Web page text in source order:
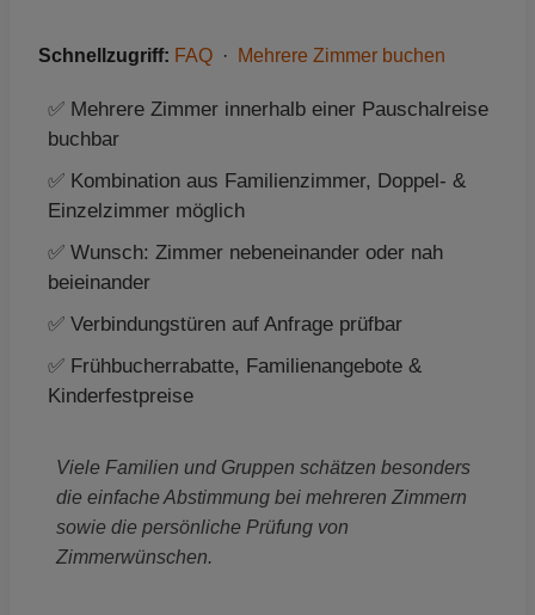
Schnellzugriff: FAQ · Mehrere Zimmer buchen
✅ Mehrere Zimmer innerhalb einer Pauschalreise
buchbar
✅ Kombination aus Familienzimmer, Doppel- &
Einzelzimmer möglich
✅ Wunsch: Zimmer nebeneinander oder nah
beieinander
✅ Verbindungstüren auf Anfrage prüfbar
✅ Frühbucherrabatte, Familienangebote &
Kinderfestpreise
Viele Familien und Gruppen schätzen besonders
die einfache Abstimmung bei mehreren Zimmern
sowie die persönliche Prüfung von
Zimmerwünschen.